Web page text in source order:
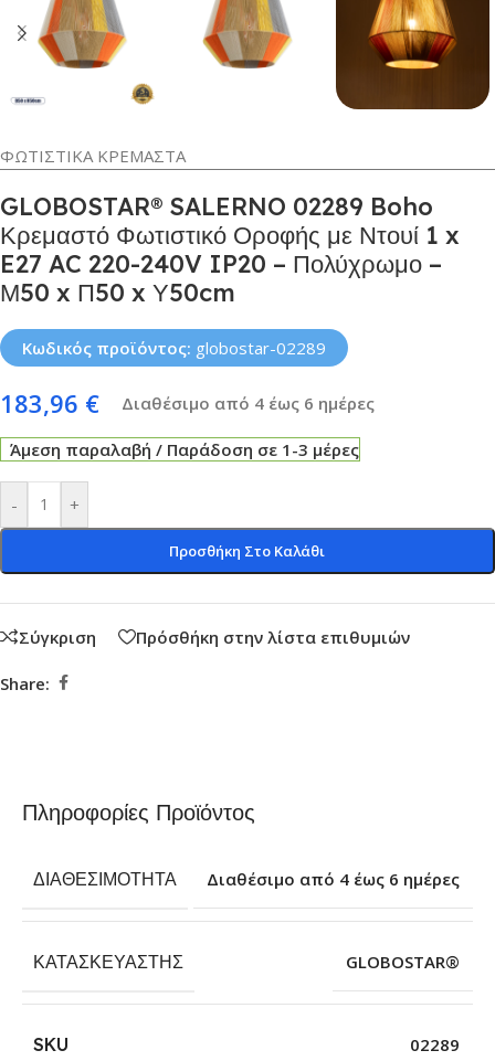
ΦΩΤΙΣΤΙΚΑ ΚΡΕΜΑΣΤΑ
GLOBOSTAR® SALERNO 02289 Boho
Κρεμαστό Φωτιστικό Οροφής με Ντουί 1 x
E27 AC 220-240V IP20 – Πολύχρωμο –
Μ50 x Π50 x Υ50cm
Κωδικός προϊόντος: globostar-02289
183,96 € Διαθέσιμο από 4 έως 6 ημέρες
Άμεση παραλαβή / Παράδοση σε 1-3 μέρες
- +
Προσθήκη Στο Καλάθι
Σύγκριση Πρόσθήκη στην λίστα επιθυμιών
Share:
Πληροφορίες Προϊόντος
ΔΙΑΘΕΣΙΜΌΤΗΤΑ Διαθέσιμο από 4 έως 6 ημέρες
ΚΑΤΑΣΚΕΥΑΣΤΉΣ GLOBOSTAR®
SKU 02289